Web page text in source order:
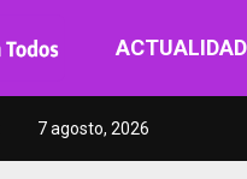
ACTUALIDAD
7 agosto, 2026